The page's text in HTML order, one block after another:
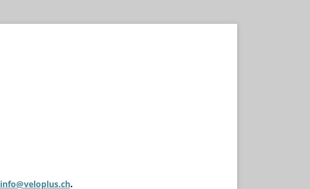
info@veloplus.ch.